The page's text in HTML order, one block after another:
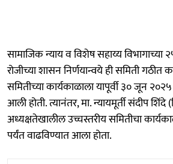
सामाजिक न्याय व विशेष सहाय्य विभागाच्या
रोजीच्या शासन निर्णयान्वये ही समिती गठीत
समितीच्या कार्यकाळाला यापूर्वी ३० जून
आली होती. त्यानंतर, मा. न्यायमूर्ती संदीप शिंदे
अध्यक्षतेखालील उच्चस्तरीय समितीचा
पर्यंत वाढविण्यात आला होता.